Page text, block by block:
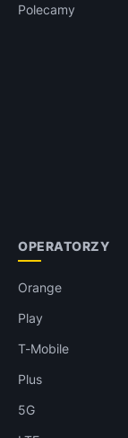
Polecamy
OPERATORZY
Orange
Play
T-Mobile
Plus
5G